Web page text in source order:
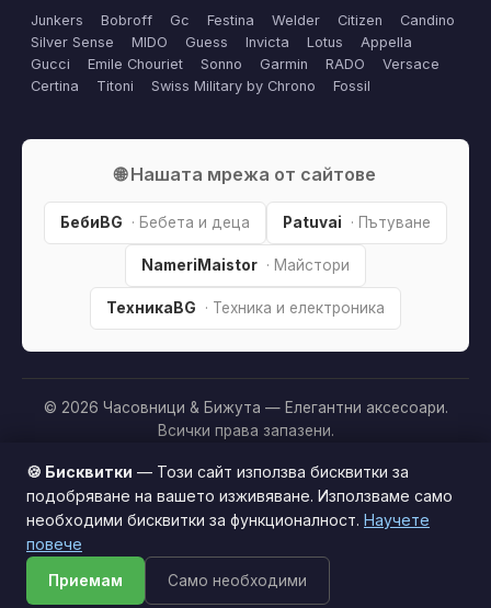
Junkers Bobroff Gc Festina Welder Citizen
Candino
Silver Sense
MIDO Guess Invicta Lotus
Appella
Gucci
Emile Chouriet Sonno Garmin RADO
Versace
Certina
Titoni Swiss Military by Chrono Fossil
🌐 Нашата мрежа от сайтове
БебиBG · Бебета и деца Patuvai · Пътуване
NameriMaistor · Майстори
ТехникаBG · Техника и електроника
© 2026 Часовници & Бижута — Елегантни аксесоари.
Всички права запазени.
Партньорско разкриване:
Този сайт е независим и
съдържа партньорски (affiliate) линкове. Когато купите
продукт през тях, може да получим малка комисиона от
това да оскъпява покупката за вас. Това
ни помага да поддържаме сайта безплатен.
печелим »
Този сайт използва бисквитки за по-добро
Приемам
🍪 Бисквитки — Този сайт използва бисквитки за
подобряване на вашето изживяване. Използваме само
необходими бисквитки за функционалност. Научете
повече
Приемам Само необходими